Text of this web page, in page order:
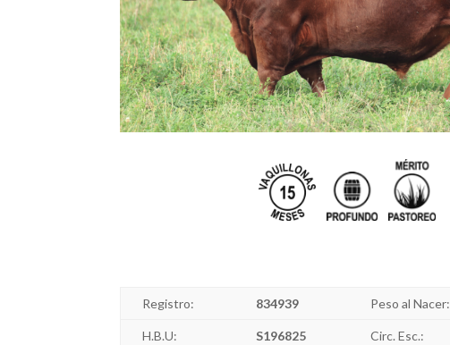
Registro: 834939 Peso al Nacer:
H.B.U: S196825 Circ. Esc.: